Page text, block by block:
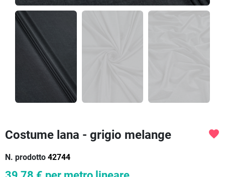
Costume lana - grigio melange
N. prodotto 42744
favorite